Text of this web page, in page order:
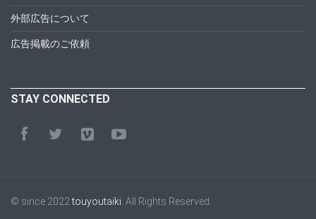
外部広告について
広告掲載のご依頼
STAY CONNECTED
© since 2022touyoutaiki. All Rights Reserved.